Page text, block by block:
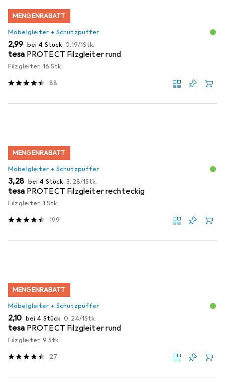
MENGENRABATT
Möbelgleiter + Schutzpuffer
EUR
2,99 bei 4 Stück EUR
0,19/1Stk.
tesa PROTECT Filzgleiter rund
Filzgleiter, 16 Stk.
88
MENGENRABATT
Möbelgleiter + Schutzpuffer
EUR
3,28 bei 4 Stück EUR
3,28/1Stk.
tesa PROTECT Filzgleiter rechteckig
Filzgleiter, 1 Stk.
199
MENGENRABATT
Möbelgleiter + Schutzpuffer
EUR
2,10 bei 4 Stück EUR
0,24/1Stk.
tesa PROTECT Filzgleiter rund
Filzgleiter, 9 Stk.
27